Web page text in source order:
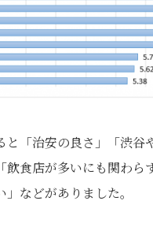
と「治安の良さ」「渋谷
飲食店が多いにも関わら
などがありました。